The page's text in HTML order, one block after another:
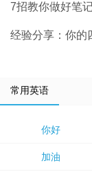
7招教你做好笔
经验分享：你的
常用英语
你好
加油